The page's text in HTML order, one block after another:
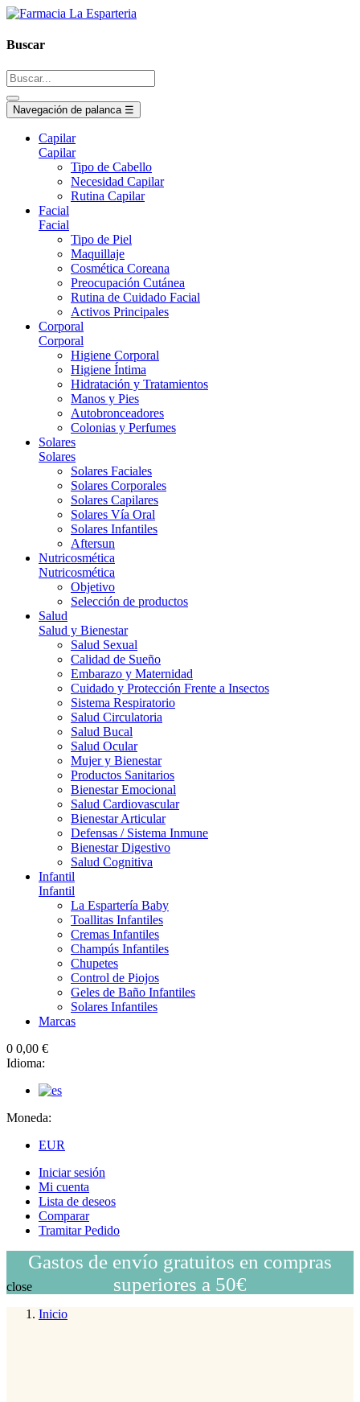
Buscar
Navegación de palanca ☰
Capilar
Capilar
Tipo de Cabello
Necesidad Capilar
Rutina Capilar
Facial
Facial
Tipo de Piel
Maquillaje
Cosmética Coreana
Preocupación Cutánea
Rutina de Cuidado Facial
Activos Principales
Corporal
Corporal
Higiene Corporal
Higiene Íntima
Hidratación y Tratamientos
Manos y Pies
Autobronceadores
Colonias y Perfumes
Solares
Solares
Solares Faciales
Solares Corporales
Solares Capilares
Solares Vía Oral
Solares Infantiles
Aftersun
Nutricosmética
Nutricosmética
Objetivo
Selección de productos
Salud
Salud y Bienestar
Salud Sexual
Calidad de Sueño
Embarazo y Maternidad
Cuidado y Protección Frente a Insectos
Sistema Respiratorio
Salud Circulatoria
Salud Bucal
Salud Ocular
Mujer y Bienestar
Productos Sanitarios
Bienestar Emocional
Salud Cardiovascular
Bienestar Articular
Defensas / Sistema Inmune
Bienestar Digestivo
Salud Cognitiva
Infantil
Infantil
La Espartería Baby
Toallitas Infantiles
Cremas Infantiles
Champús Infantiles
Chupetes
Control de Piojos
Geles de Baño Infantiles
Solares Infantiles
Marcas
0 0,00 €
Idioma:
Moneda:
EUR
Iniciar sesión
Mi cuenta
Lista de deseos
Comparar
Tramitar Pedido
Gastos de envío gratuitos en compras
superiores a 50€
close
Inicio